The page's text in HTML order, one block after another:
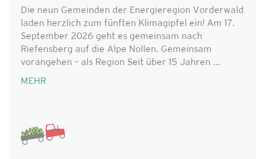
Die neun Gemeinden der Energieregion Vorderwald
laden herzlich zum fünften Klimagipfel ein! Am 17.
September 2026 geht es gemeinsam nach
Riefensberg auf die Alpe Nollen. Gemeinsam
vorangehen – als Region Seit über 15 Jahren ...
MEHR